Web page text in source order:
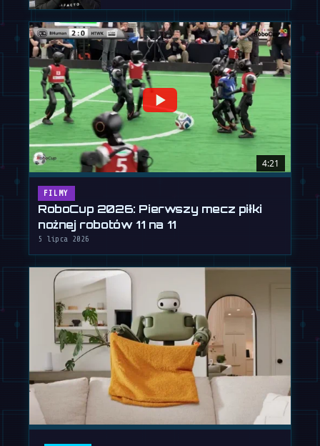
4:21
FILMY
RoboCup 2026: Pierwszy mecz piłki
nożnej robotów 11 na 11
5 lipca 2026